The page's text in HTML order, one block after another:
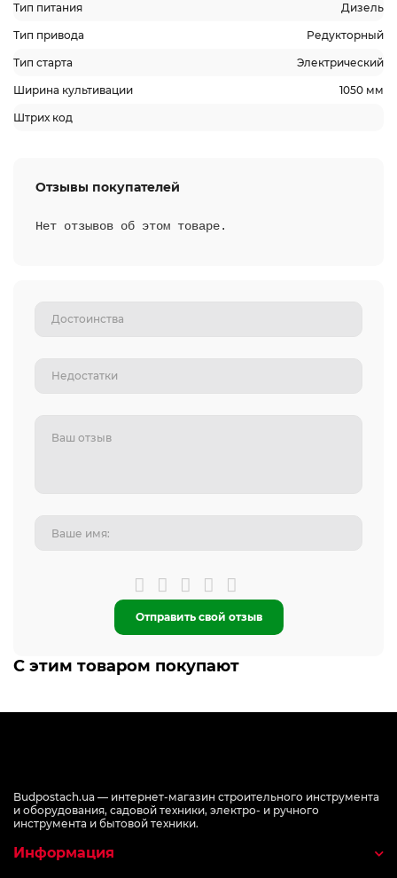
Тип питания Дизель
Тип привода Редукторный
Тип старта Электрический
Ширина культивации 1050 мм
Штрих код
Отзывы покупателей
Нет отзывов об этом товаре.
Отправить свой отзыв
С этим товаром покупают
Budpostach.ua — интернет-магазин строительного инструмента
и оборудования, садовой техники, электро- и ручного
инструмента и бытовой техники.
Информация